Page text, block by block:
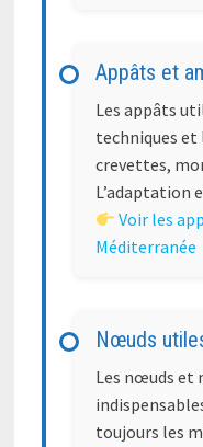
Appâts et
Les appâts
techniques et
crevettes,
L’adaptation
Voir les
Méditerranée
Nœuds
Les nœuds et
toujours les